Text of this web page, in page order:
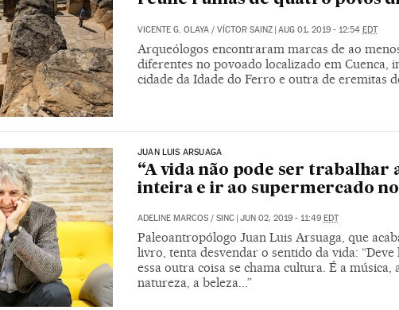
VICENTE G. OLAYA/ VÍCTOR SAINZ | AUG 01, 2019 - 12:54 EDT
Arqueólogos encontraram marcas de ao
diferentes no povoado localizado em Cuenca,
cidade da Idade do Ferro e outra de eremitas
JUAN LUIS ARSUAGA
“A vida não pode ser trabalhar
inteira e ir ao supermercado no
ADELINE MARCOS/ SINC JUN 02, 2019 - 11:49 EDT
Paleoantropólogo Juan Luis Arsuaga, que
livro, tenta desvendar o sentido da vida: “Deve
essa outra coisa se chama cultura. É a música,
natureza, a beleza...”